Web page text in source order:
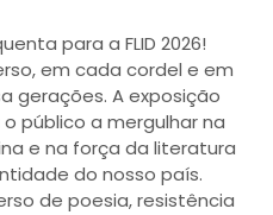
para a FLID 2026!
em cada cordel e em
gerações. A exposição
público a mergulhar na
e na força da literatura
do nosso país.
de poesia, resistência